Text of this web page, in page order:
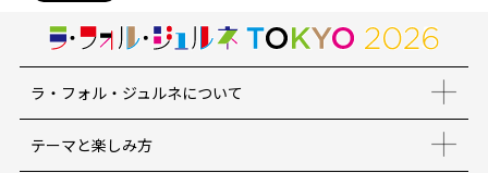
ラ・フォル・ジュルネについて
テーマと楽しみ方